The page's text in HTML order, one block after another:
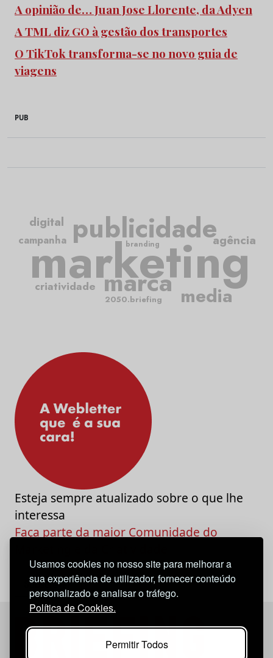
Usamos cookies no nosso site para melhorar a
sua experiência de utilizador, fornecer conteúdo
personalizado e analisar o tráfego.
Política de Cookies.
Permitir Todos
A opinião de… Juan Jose Llorente, da Adyen
A TML diz GO à gestão dos transportes
O TikTok transforma-se no novo guia de
viagens
PUB
marketing
publicidade
marca
criatividade
campanha
media
agência
digital
2050.briefing
branding
Esteja sempre atualizado sobre o que lhe
interessa
Faça parte da maior Comunidade do